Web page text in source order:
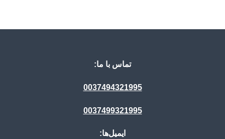
تماس با ما:
0037494321995
0037499321995
ایمیل‌ها: